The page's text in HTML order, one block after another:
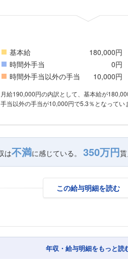
基本給
180,000円
時間外手当
0円
時間外手当以外の手当
10,000円
月給190,000円の内訳として、基本給が
手当以外の手当が10,000円で5.3％となってい
は不満に感じている。 350万円
この給与明細を読む
年収・給与明細をもっと読